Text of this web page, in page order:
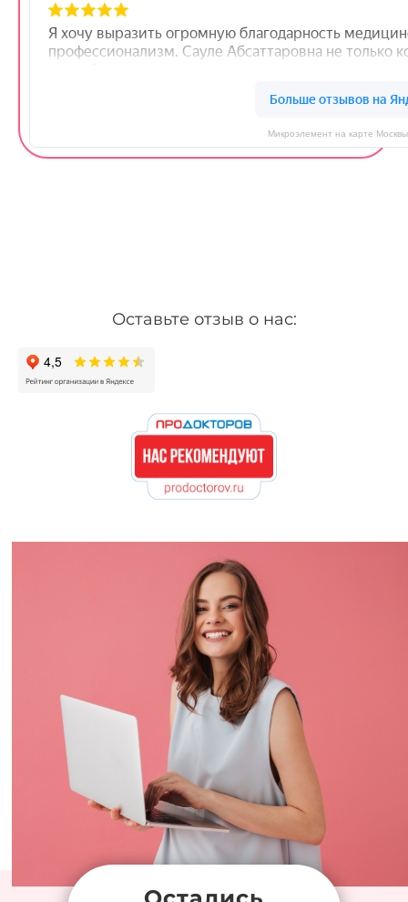
Микроэлемент на карте
Оставьте отзыв о нас: